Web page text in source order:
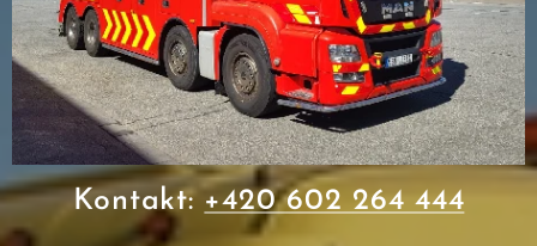
Kontakt: +420 602 264 444